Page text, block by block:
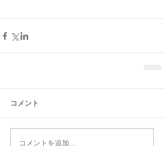
コメント
コメントを追加…